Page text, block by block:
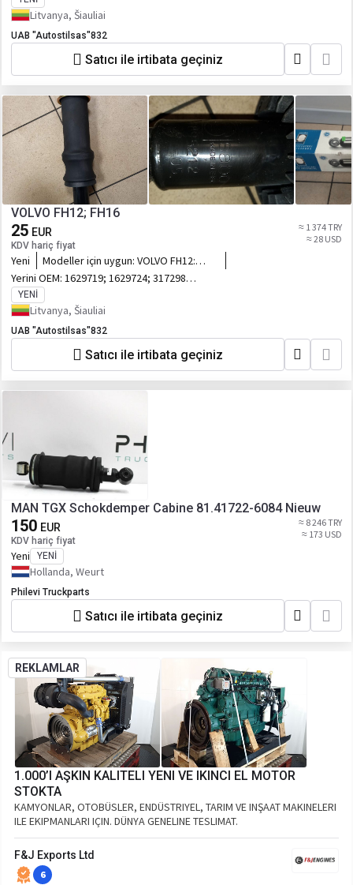
Litvanya, Šiauliai
UAB "Autostilsas"832
Satıcı ile irtibata geçiniz
VOLVO FH12; FH16
25 EUR
KDV hariç fiyat
≈ 1 374 TRY
≈ 28 USD
Yeni Modeller için uygun: VOLVO FH12:
FH16. 7 VNT
Yerini OEM: 1629719; 1629724; 3172984;
CB0003; FE21804; AUG20058; 895212;
YENI
Litvanya, Šiauliai
UAB "Autostilsas"832
Satıcı ile irtibata geçiniz
MAN TGX Schokdemper Cabine 81.41722-6084 Nieuw
150 EUR
KDV hariç fiyat
≈ 8 246 TRY
≈ 173 USD
Yeni YENI
Hollanda, Weurt
Philevi Truckparts
Satıcı ile irtibata geçiniz
REKLAMLAR
1.000’I AŞKIN KALITELI YENI VE IKINCI EL MOTOR
STOKTA
KAMYONLAR, OTOBÜSLER, ENDÜSTRIYEL, TARIM VE INŞAAT MAKINELERI
ILE EKIPMANLARI IÇIN. DÜNYA GENELINE TESLIMAT.
F&J Exports Ltd
6